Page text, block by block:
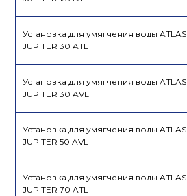
Установка для умягчения воды ATLAS
JUPITER 30 ATL
Установка для умягчения воды ATLAS
JUPITER 30 AVL
Установка для умягчения воды ATLAS
JUPITER 50 AVL
Установка для умягчения воды ATLAS
JUPITER 70 ATL